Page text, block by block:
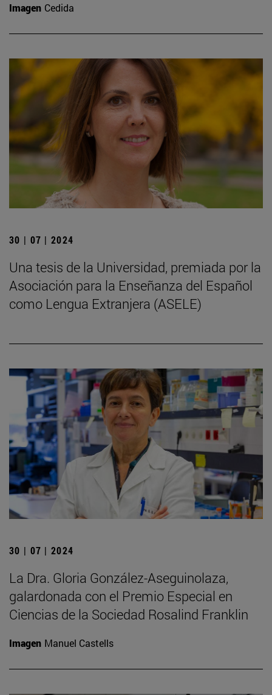
Imagen Cedida
30 | 07 | 2024
Una tesis de la Universidad, premiada por la
Asociación para la Enseñanza del Español
como Lengua Extranjera (ASELE)
30 | 07 | 2024
La Dra. Gloria González-Aseguinolaza,
galardonada con el Premio Especial en
Ciencias de la Sociedad Rosalind Franklin
Imagen Manuel Castells